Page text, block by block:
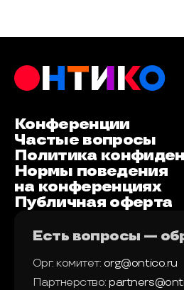
Конференции
Частые вопросы
Политика
Нормы поведения
на конференциях
Публичная оферта
Есть вопросы —
Орг. комитет: org@ontico.ru
Партнерство: